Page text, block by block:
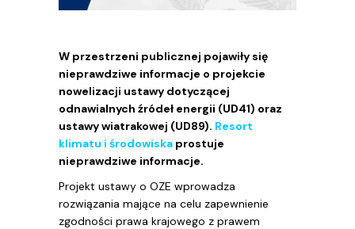
W przestrzeni publicznej pojawiły się
nieprawdziwe informacje o projekcie
nowelizacji ustawy dotyczącej
odnawialnych źródeł energii (UD41) oraz
ustawy wiatrakowej (UD89). Resort
klimatu i środowiska prostuje
nieprawdziwe informacje.
Projekt ustawy o OZE wprowadza
rozwiązania mające na celu zapewnienie
zgodności prawa krajowego z prawem